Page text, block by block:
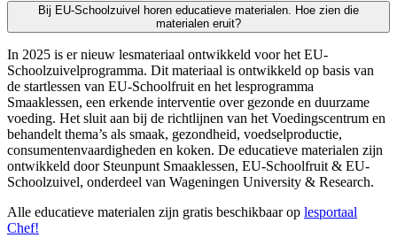
Bij EU-Schoolzuivel horen educatieve materialen. Hoe zien die
materialen eruit?
In 2025 is er nieuw lesmateriaal ontwikkeld voor het EU-
Schoolzuivelprogramma. Dit materiaal is ontwikkeld op basis van
de startlessen van EU-Schoolfruit en het lesprogramma
Smaaklessen, een erkende interventie over gezonde en duurzame
voeding. Het sluit aan bij de richtlijnen van het Voedingscentrum en
behandelt thema’s als smaak, gezondheid, voedselproductie,
consumentenvaardigheden en koken. De educatieve materialen zijn
ontwikkeld door Steunpunt Smaaklessen, EU-Schoolfruit & EU-
Schoolzuivel, onderdeel van Wageningen University & Research.
Alle educatieve materialen zijn gratis beschikbaar op lesportaal
Chef!